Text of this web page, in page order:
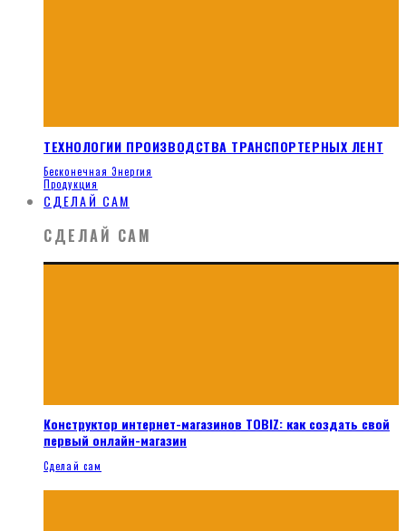
ТЕХНОЛОГИИ ПРОИЗВОДСТВА ТРАНСПОРТЕРНЫХ ЛЕНТ
Бесконечная Энергия
Продукция
СДЕЛАЙ САМ
СДЕЛАЙ САМ
Конструктор интернет-магазинов TOBIZ: как создать свой
первый онлайн-магазин
Сделай сам